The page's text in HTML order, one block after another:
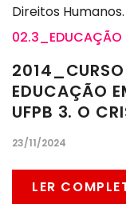
02.3_EDUCAÇÃO
2014_CURSO
EDUCAÇÃO
UFPB 3. O
23/11/2024
LER